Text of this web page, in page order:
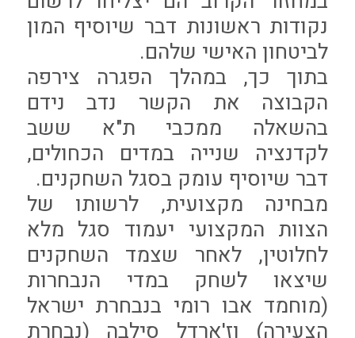
נקודות ראשונות דבר שיוסיף המון
לביטחון האישי שלהם.
בתוך כך, במהלך הפגרה צירפה
הקבוצה את הקשר נדב נידם
בהשאלה ממכבי ת"א ששב
לקדנציה שנייה במדים הכחולים,
דבר שיוסיף עומק בסגל השחקנים.
מבחינה מקצועית, לרשותו של
הצוות המקצועי יעמוד סגל מלא
לחלוטין, לאחר שצמד השחקנים
שיצאו לשחק במדי הנבחרות
(מוחמד אבו רומי בנבחרת ישראל
הצעירה) וז'ארדל סילבה (נבחרת